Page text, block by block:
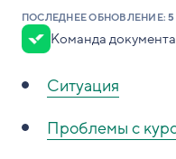
ПОСЛЕДНЕЕ ОБНОВЛЕНИЕ:
Команда
Ситуация
Проблемы с